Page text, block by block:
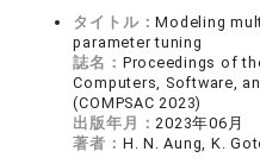
タイトル：Modeling
parameter tuning
誌名： Proceedings of
Computers, Software,
(COMPSAC 2023)
出版年月： 2023年06月
著者： H. N. Aung, K.